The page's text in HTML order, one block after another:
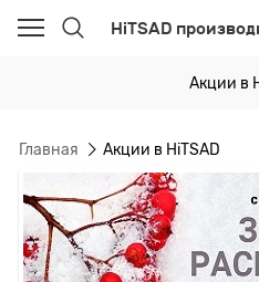
HiTSAD
Акции в
Главная Акции в HiTSAD